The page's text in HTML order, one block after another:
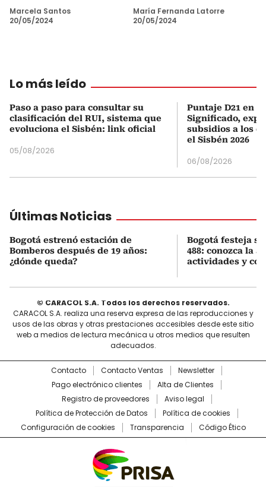
Marcela Santos
20/05/2024
María Fernanda Latorre
20/05/2024
Lo más leído
Paso a paso para consultar su
clasificación del RUI, sistema que
evoluciona el Sisbén: link oficial
05/08/2026
Puntaje D21 en
Significado,
subsidios a los
el Sisbén 2026
06/08/2026
Últimas Noticias
Bogotá estrenó estación de
Bomberos después de 19 años:
¿dónde queda?
Bogotá festeja
488: conozca la
actividades y
© CARACOL S.A. Todos los derechos reservados.
CARACOL S.A. realiza una reserva expresa de las reproducciones y
usos de las obras y otras prestaciones accesibles desde este sitio
web a medios de lectura mecánica u otros medios que resulten
adecuados.
Contacto Contacto Ventas
Newsletter
Pago electrónico clientes
Alta de Clientes
Registro de proveedores
Aviso legal
Política de Protección de Datos
Política de cookies
Configuración de cookies
Transparencia Código Ético